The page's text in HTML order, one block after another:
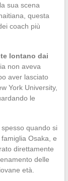
sua scena
questa
coach più
lontano dai
non aveva
aver lasciato
York University,
le
quando si
Osaka, e
direttamente
delle
età.